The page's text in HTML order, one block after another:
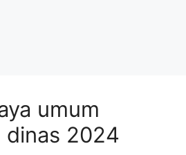
umum
dinas 2024